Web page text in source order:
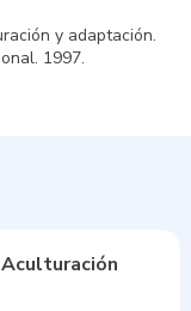
y adaptación.
1997.